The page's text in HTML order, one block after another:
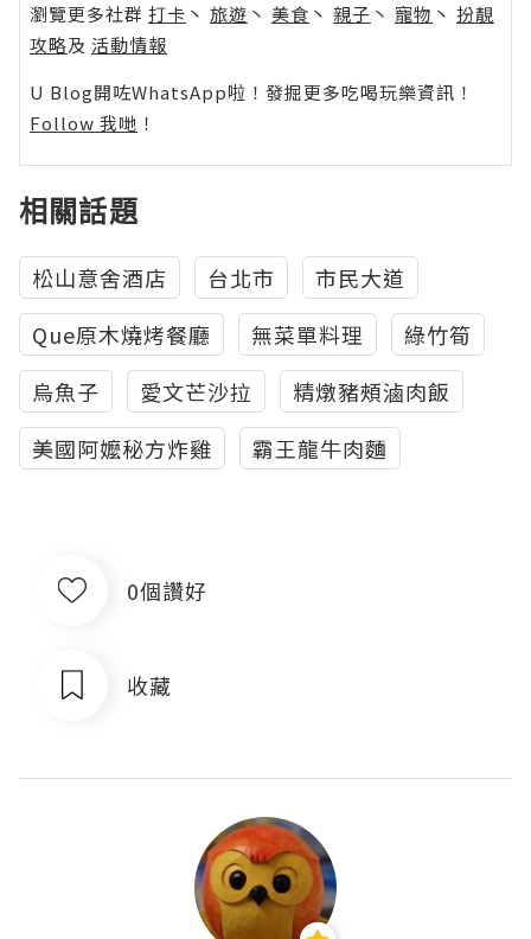
瀏覽更多社群 打卡 丶 旅遊 丶 美食 丶 親子 丶 寵物 丶 扮靚
攻略及 活動情報
U Blog開咗WhatsApp啦！發掘更多吃喝玩樂資訊！
Follow 我哋 ！
相關話題
松山意舍酒店 台北市
市民大道
Que原木燒烤餐廳
無菜單料理
綠竹筍
烏魚子
愛文芒沙拉
精燉豬頰滷肉飯
美國阿嬤秘方炸雞
霸王龍牛肉麵
0個讚好
收藏